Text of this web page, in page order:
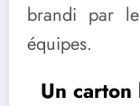
brandi par
équipes.
Un